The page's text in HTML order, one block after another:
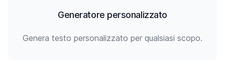
Generatore personalizzato
Genera testo personalizzato per qualsiasi scopo.